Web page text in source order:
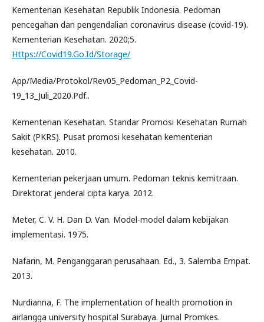
Kementerian Kesehatan Republik Indonesia. Pedoman
pencegahan dan pengendalian coronavirus disease (covid-19).
Kementerian Kesehatan. 2020;5.
Https://Covid19.Go.Id/Storage/
App/Media/Protokol/Rev05_Pedoman_P2_Covid-
19_13_Juli_2020.Pdf..
Kementerian Kesehatan. Standar Promosi Kesehatan Rumah
Sakit (PKRS). Pusat promosi kesehatan kementerian
kesehatan. 2010.
Kementerian pekerjaan umum. Pedoman teknis kemitraan.
Direktorat jenderal cipta karya. 2012.
Meter, C. V. H. Dan D. Van. Model-model dalam kebijakan
implementasi. 1975.
Nafarin, M. Penganggaran perusahaan. Ed., 3. Salemba Empat.
2013.
Nurdianna, F. The implementation of health promotion in
airlangga university hospital Surabaya. Jurnal Promkes.